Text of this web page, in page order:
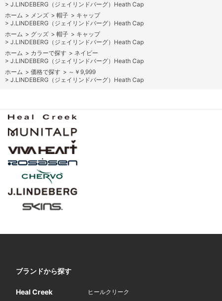
> J.LINDEBERG（ジェイリンドバーグ）Heath Cap
ホーム > メンズ > 帽子 > キャップ
> J.LINDEBERG（ジェイリンドバーグ）Heath Cap
ホーム > グッズ > 帽子 > キャップ
> J.LINDEBERG（ジェイリンドバーグ）Heath Cap
ホーム > カラーで探す > ネイビー
> J.LINDEBERG（ジェイリンドバーグ）Heath Cap
ホーム > 価格で探す > ～￥9,999
> J.LINDEBERG（ジェイリンドバーグ）Heath Cap
ブランドから探す
Heal Creek ヒールクリーク